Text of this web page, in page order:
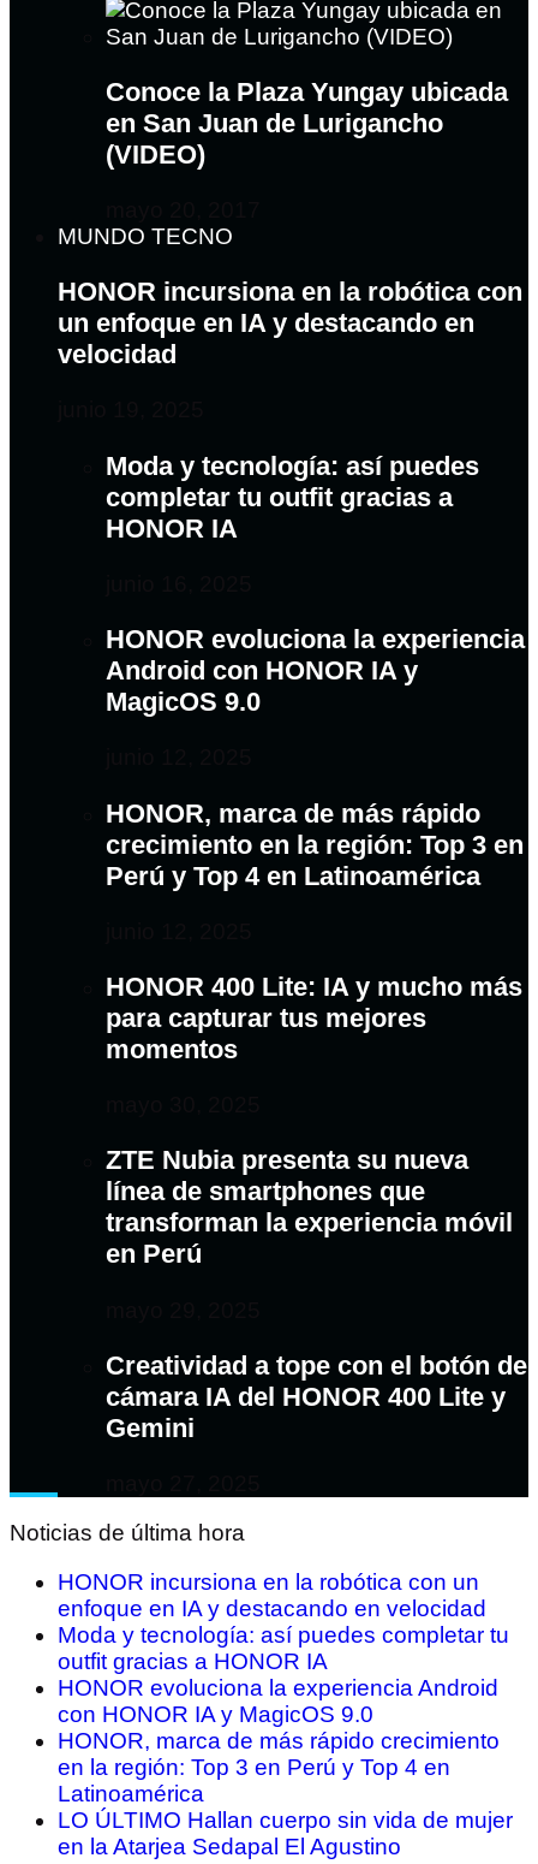
Conoce la Plaza Yungay ubicada
en San Juan de Lurigancho
(VIDEO)
MUNDO TECNO
HONOR incursiona en la robótica con
un enfoque en IA y destacando en
velocidad
Moda y tecnología: así puedes
completar tu outfit gracias a
HONOR IA
HONOR evoluciona la experiencia
Android con HONOR IA y
MagicOS 9.0
HONOR, marca de más rápido
crecimiento en la región: Top 3 en
Perú y Top 4 en Latinoamérica
HONOR 400 Lite: IA y mucho más
para capturar tus mejores
momentos
ZTE Nubia presenta su nueva
línea de smartphones que
transforman la experiencia móvil
en Perú
Creatividad a tope con el botón de
cámara IA del HONOR 400 Lite y
Gemini
Noticias de última hora
HONOR incursiona en la robótica con un
enfoque en IA y destacando en velocidad
Moda y tecnología: así puedes completar tu
outfit gracias a HONOR IA
HONOR evoluciona la experiencia Android
con HONOR IA y MagicOS 9.0
HONOR, marca de más rápido crecimiento
en la región: Top 3 en Perú y Top 4 en
Latinoamérica
LO ÚLTIMO Hallan cuerpo sin vida de mujer
en la Atarjea Sedapal El Agustino